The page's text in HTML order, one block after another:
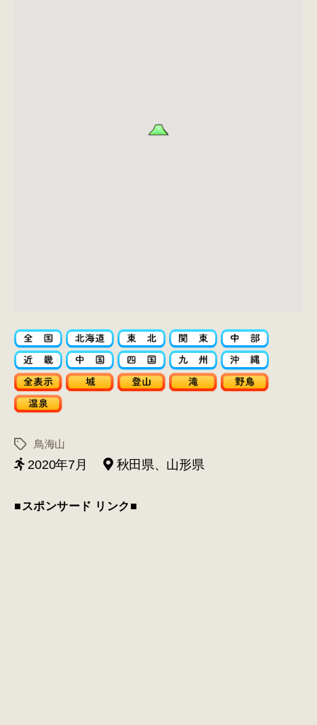
タ
グ
鳥海山
2020年7月 秋田県、山形県
■スポンサード リンク■